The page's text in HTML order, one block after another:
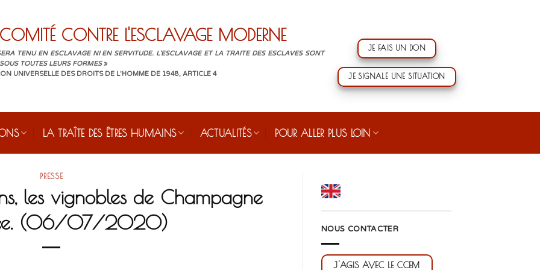
COMITÉ CONTRE L'ESCLAVAGE MODERNE
TENU EN ESCLAVAGE NI EN SERVITUDE. L'ESCLAVAGE ET LA TRAITE DES ESCLAVES SONT
TOUTES LEURS FORMES »
UNIVERSELLE DES DROITS DE L'HOMME DE 1948, ARTICLE 4
JE FAIS UN DON
JE SIGNALE UNE SITUATION
LA TRAÎTE DES ÊTRES HUMAINS ACTUALITÉS POUR ALLER PLUS LOIN
PRESSE
les vignobles de Champagne
(06/07/2020)
NOUS CONTACTER
J'AGIS AVEC LE CCEM